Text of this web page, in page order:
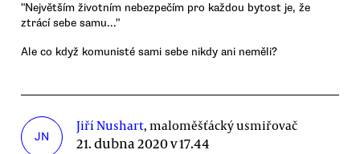
"Největším životním nebezpečím pro každou bytost je, že
ztrácí sebe samu..."
Ale co když komunisté sami sebe nikdy ani neměli?
JN
Jiří Nushart, maloměšťácký usmiřovač
21. dubna 2020 v 17.44